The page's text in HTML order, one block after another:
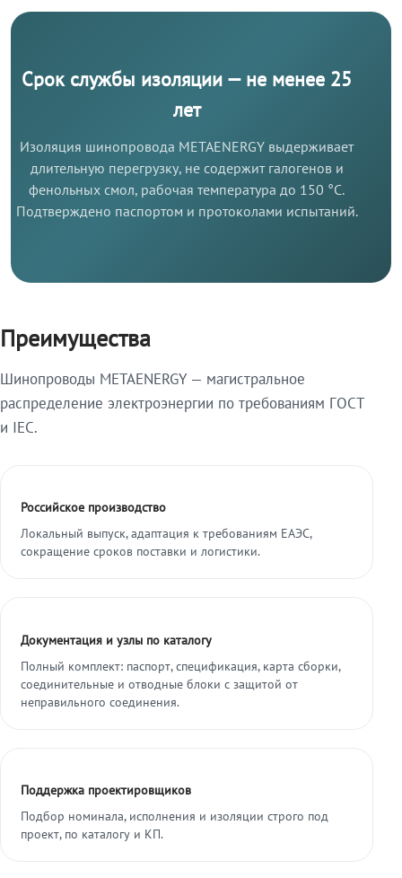
Срок службы изоляции — не менее 25
лет
Изоляция шинопровода METAENERGY выдерживает
длительную перегрузку, не содержит галогенов и
фенольных смол, рабочая температура до 150 °C.
Подтверждено паспортом и протоколами испытаний.
Преимущества
Шинопроводы METAENERGY — магистральное
распределение электроэнергии по требованиям ГОСТ
и IEC.
Российское производство
Локальный выпуск, адаптация к требованиям ЕАЭС,
сокращение сроков поставки и логистики.
Документация и узлы по каталогу
Полный комплект: паспорт, спецификация, карта сборки,
соединительные и отводные блоки с защитой от
неправильного соединения.
Поддержка проектировщиков
Подбор номинала, исполнения и изоляции строго под
проект, по каталогу и КП.